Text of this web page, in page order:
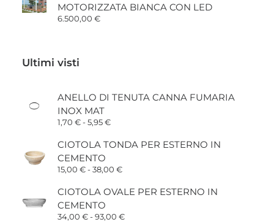
MOTORIZZATA BIANCA CON LED
6.500,00 €
Ultimi visti
ANELLO DI TENUTA CANNA FUMARIA
INOX MAT
1,70 €-5,95€Fascia
prezzo:
da
a
CIOTOLA TONDA PER ESTERNO IN
CEMENTO
15,00 €-38,00 €Fascia
prezzo:
da
a
CIOTOLA OVALE PER ESTERNO IN
CEMENTO
34,00 €-93,00 €Fascia